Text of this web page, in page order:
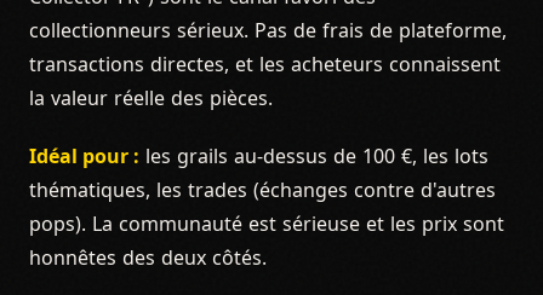
collectionneurs sérieux. Pas de frais de plateforme,
transactions directes, et les acheteurs connaissent
la valeur réelle des pièces.
Idéal pour : les grails au-dessus de 100 €, les lots
thématiques, les trades (échanges contre d'autres
pops). La communauté est sérieuse et les prix sont
honnêtes des deux côtés.